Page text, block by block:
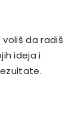
da radiš
ideja i